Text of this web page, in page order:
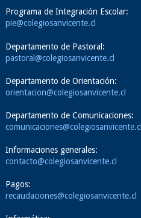
Programa de Integración Escolar:
pie@colegiosanvicente.cl
Departamento de Pastoral:
pastoral@colegiosanvicente.cl
Departamento de Orientación:
orientacion@colegiosanvicente.cl
Departamento de Comunicaciones:
comunicaciones@colegiosanvicente.cl
Informaciones generales:
contacto@colegiosanvicente.cl
Pagos:
recaudaciones@colegiosanvicente.cl